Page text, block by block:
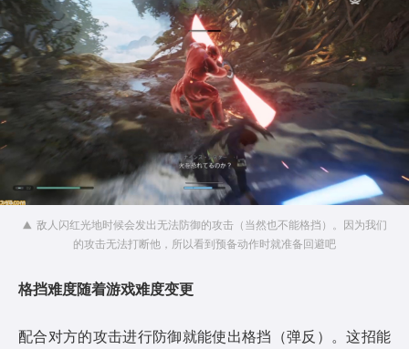
敌人闪红光地时候会发出无法防御的攻击（当然也不能格挡）。因为我们
的攻击无法打断他，所以看到预备动作时就准备回避吧
格挡难度随着游戏难度变更
配合对方的攻击进行防御就能使出格挡（弹反）。这招能